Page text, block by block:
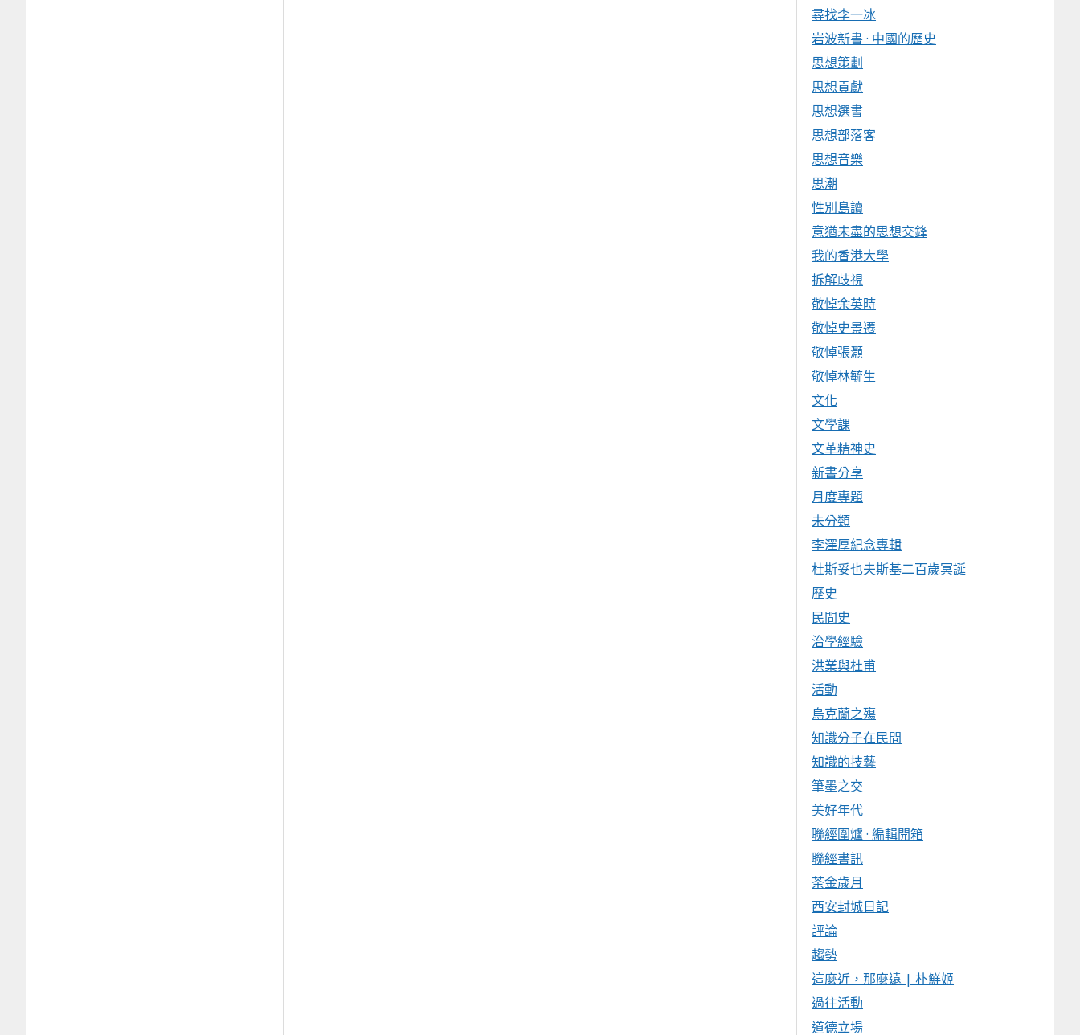
尋找李一冰
岩波新書 · 中國的歷史
思想策劃
思想貢獻
思想選書
思想部落客
思想音樂
思潮
性別島讀
意猶未盡的思想交鋒
我的香港大學
拆解歧視
敬悼余英時
敬悼史景遷
敬悼張灝
敬悼林毓生
文化
文學課
文革精神史
新書分享
月度專題
未分類
李澤厚紀念專輯
杜斯妥也夫斯基二百歲冥誕
歷史
民間史
治學經驗
洪業與杜甫
活動
烏克蘭之殤
知識分子在民間
知識的技藝
筆墨之交
美好年代
聯經圍爐 · 編輯開箱
聯經書訊
茶金歲月
西安封城日記
評論
趨勢
這麼近，那麼遠 | 朴鮮姬
過往活動
道德立場